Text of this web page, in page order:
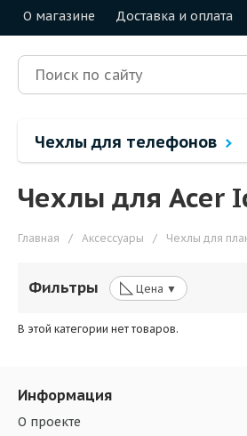
О магазине Доставка и оплата
Чехлы для телефонов
Чехлы для Acer
Главная / Аксессуары / Чехлы для
Фильтры ◺ Цена ▼
В этой категории нет товаров.
Информация
О проекте